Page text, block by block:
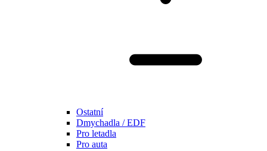
Ostatní
Dmychadla / EDF
Pro letadla
Pro auta